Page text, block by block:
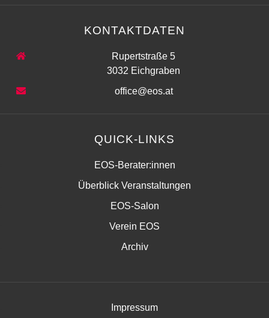
KONTAKTDATEN
Rupertstraße 5
3032 Eichgraben
office@eos.at
QUICK-LINKS
EOS-Berater:innen
Überblick Veranstaltungen
EOS-Salon
Verein EOS
Archiv
Impressum